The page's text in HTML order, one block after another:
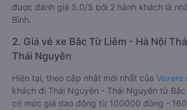
được đánh giá 5.0/5 bởi 2 hành khách là
Bình.
2. Giá vé xe Bắc Từ Liêm - Hà Nội
Thái Nguyên
Hiện tại, theo cập nhật mới nhất của
khách đi Thái Nguyên - Thái Nguyên từ
có mức giá dao động từ 100000 đồng -